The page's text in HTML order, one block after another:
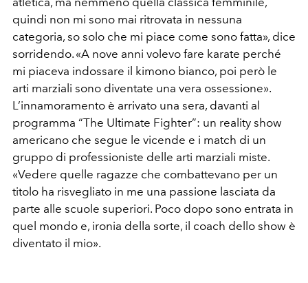
quindi non mi sono mai ritrovata in nessuna
categoria, so solo che mi piace come sono fatta», dice
sorridendo. «A nove anni volevo fare karate perché
mi piaceva indossare il kimono bianco, poi però le
arti marziali sono diventate una vera ossessione».
L’innamoramento è arrivato una sera, davanti al
programma “The Ultimate Fighter”: un reality show
americano che segue le vicende e i match di un
gruppo di professioniste delle arti marziali miste.
«Vedere quelle ragazze che combattevano per un
titolo ha risvegliato in me una passione lasciata da
parte alle scuole superiori. Poco dopo sono entrata in
quel mondo e, ironia della sorte, il coach dello show è
diventato il mio».